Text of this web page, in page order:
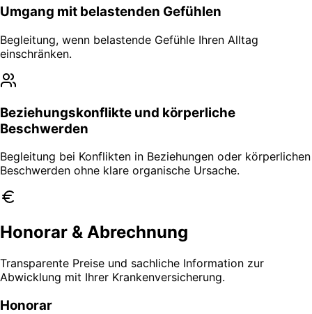
Umgang mit belastenden Gefühlen
Begleitung, wenn belastende Gefühle Ihren Alltag
einschränken.
Beziehungskonflikte und körperliche
Beschwerden
Begleitung bei Konflikten in Beziehungen oder körperlichen
Beschwerden ohne klare organische Ursache.
Honorar & Abrechnung
Transparente Preise und sachliche Information zur
Abwicklung mit Ihrer Krankenversicherung.
Honorar